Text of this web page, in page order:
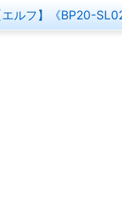
ルフ】《BP20-SL02